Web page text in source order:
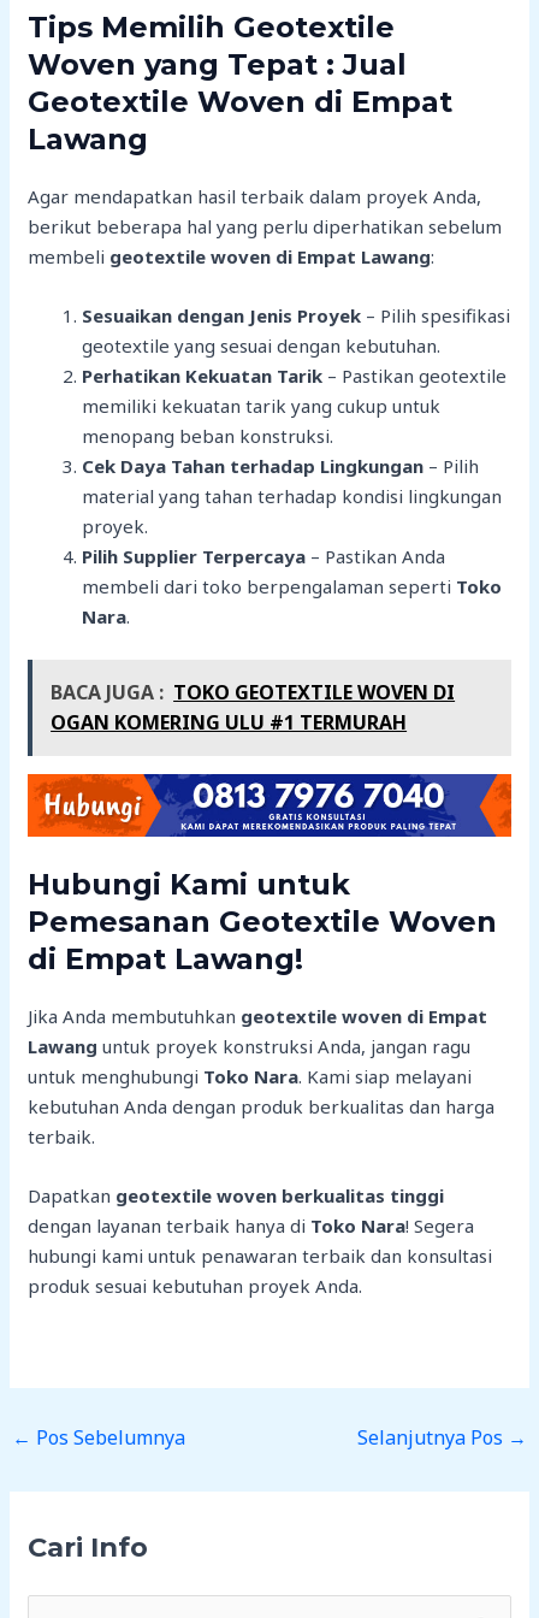
Tips Memilih Geotextile
Woven yang Tepat : Jual
Geotextile Woven di Empat
Lawang
Agar mendapatkan hasil terbaik dalam proyek Anda,
berikut beberapa hal yang perlu diperhatikan sebelum
membeli geotextile woven di Empat Lawang:
Sesuaikan dengan Jenis Proyek – Pilih spesifikasi
geotextile yang sesuai dengan kebutuhan.
Perhatikan Kekuatan Tarik – Pastikan geotextile
memiliki kekuatan tarik yang cukup untuk
menopang beban konstruksi.
Cek Daya Tahan terhadap Lingkungan – Pilih
material yang tahan terhadap kondisi lingkungan
proyek.
Pilih Supplier Terpercaya – Pastikan Anda
membeli dari toko berpengalaman seperti Toko
Nara.
BACA JUGA : TOKO GEOTEXTILE WOVEN DI
OGAN KOMERING ULU #1 TERMURAH
Hubungi Kami untuk
Pemesanan Geotextile Woven
di Empat Lawang!
Jika Anda membutuhkan geotextile woven di Empat
Lawang untuk proyek konstruksi Anda, jangan ragu
untuk menghubungi Toko Nara. Kami siap melayani
kebutuhan Anda dengan produk berkualitas dan harga
terbaik.
Dapatkan geotextile woven berkualitas tinggi
dengan layanan terbaik hanya di Toko Nara! Segera
hubungi kami untuk penawaran terbaik dan konsultasi
produk sesuai kebutuhan proyek Anda.
← Pos Sebelumnya Selanjutnya Pos →
Cari Info